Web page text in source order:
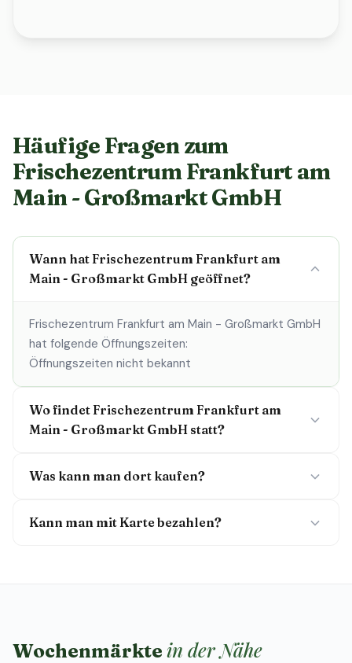
Häufige Fragen zum
Frischezentrum Frankfurt am
Main - Großmarkt GmbH
Wann hat Frischezentrum Frankfurt am
Main - Großmarkt GmbH geöffnet?
Frischezentrum Frankfurt am Main - Großmarkt GmbH
hat folgende Öffnungszeiten:
Öffnungszeiten nicht bekannt
Wo findet Frischezentrum Frankfurt am
Main - Großmarkt GmbH statt?
Was kann man dort kaufen?
Kann man mit Karte bezahlen?
Wochenmärkte in der Nähe